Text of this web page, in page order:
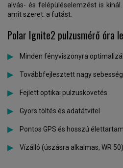
alvás- és felépüléselemzést is
amit szeret: a futást.
Polar Ignite2 pulzusmérő óra
Minden fényviszonyra
Továbbfejlesztett nagy
Fejlett optikai pulzuskövetés
Gyors töltés és adatátvitel
Pontos GPS és hosszú
Vízálló (úszásra alkalmas, WR 50)